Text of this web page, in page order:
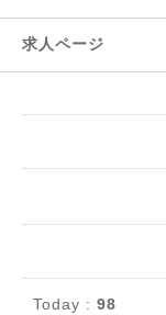
求人ページ
Today : 98